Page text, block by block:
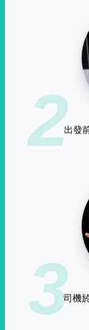
2出發
3司機